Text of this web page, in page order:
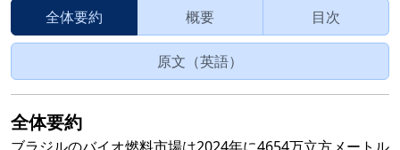
全体要約 概要 目次
原文（英語）
全体要約